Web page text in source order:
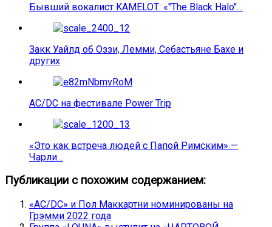
Бывший вокалист KAMELOT: «"The Black Halo"…
Закк Уайлд об Оззи, Лемми, Себастьяне Бахе и
других
AC/DC на фестивале Power Trip
«Это как встреча людей с Папой Римским» —
Чарли…
Публикации с похожим содержанием:
«AC/DC» и Пол Маккартни номинированы на
Грэмми 2022 года